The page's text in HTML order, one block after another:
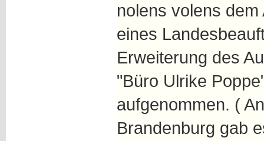
nolens volens
eines
Erweiterung des
"Büro Ulrike
aufgenommen. (
Brandenburg gab